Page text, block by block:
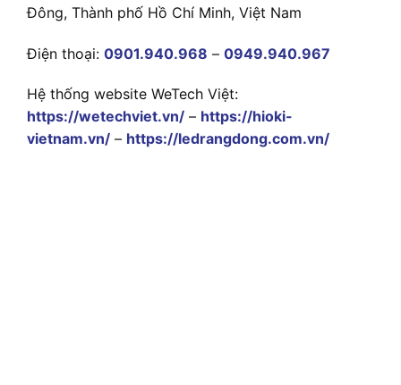
Đông, Thành phố Hồ Chí Minh, Việt Nam
Điện thoại: 0901.940.968 – 0949.940.967
Hệ thống website WeTech Việt:
https://wetechviet.vn/ – https://hioki-
vietnam.vn/ – https://ledrangdong.com.vn/